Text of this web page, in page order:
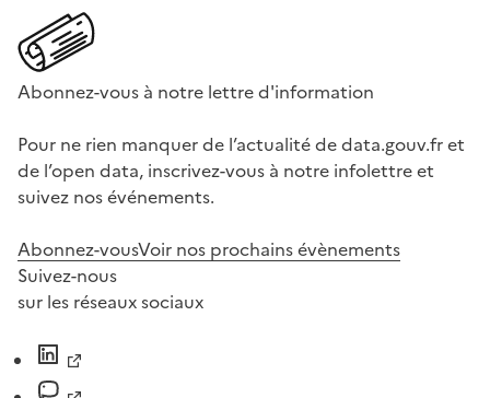
Abonnez-vous à notre lettre d'information
Pour ne rien manquer de l’actualité de data.gouv.fr et
de l’open data, inscrivez-vous à notre infolettre et
suivez nos événements.
Abonnez-vousVoir nos prochains évènements
Suivez-nous
sur les réseaux sociaux